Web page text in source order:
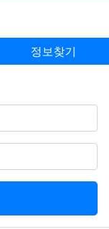
정보찾기